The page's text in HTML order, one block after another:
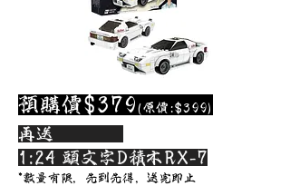
預購價$379(原價:$399)
​再送
1:24 頭文字D積木RX-7
*數量有限，先到先得，送完即止